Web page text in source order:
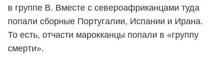
в группе B. Вместе с североафриканцами туда
попали сборные Португалии, Испании и Ирана.
То есть, отчасти марокканцы попали в «группу
смерти».